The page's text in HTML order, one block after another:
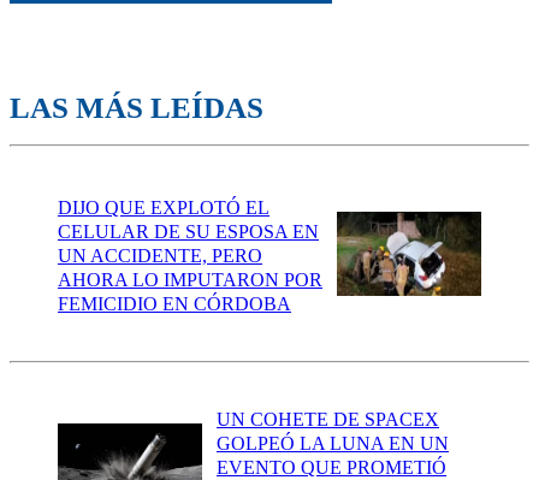
LAS MÁS LEÍDAS
DIJO QUE EXPLOTÓ EL
CELULAR DE SU ESPOSA EN
UN ACCIDENTE, PERO
AHORA LO IMPUTARON POR
FEMICIDIO EN CÓRDOBA
UN COHETE DE SPACEX
GOLPEÓ LA LUNA EN UN
EVENTO QUE PROMETIÓ